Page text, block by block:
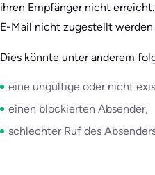
ihren Empfänger nicht
E-Mail nicht zugestellt werden
Dies könnte unter anderem
eine ungültige oder nicht
einen blockierten Absender,
schlechter Ruf des